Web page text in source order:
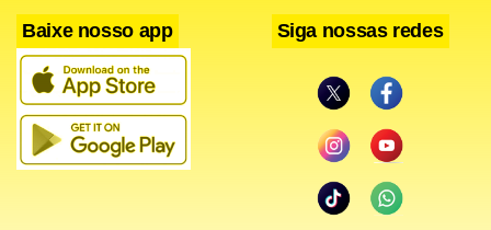
Baixe nosso app Siga nossas redes